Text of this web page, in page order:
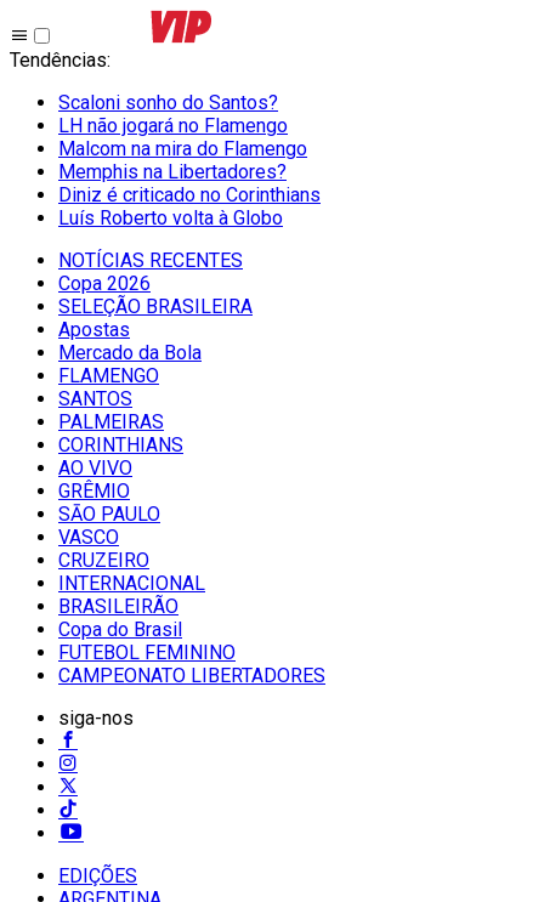
Tendências:
Scaloni sonho do Santos?
LH não jogará no Flamengo
Malcom na mira do Flamengo
Memphis na Libertadores?
Diniz é criticado no Corinthians
Luís Roberto volta à Globo
NOTÍCIAS RECENTES
Copa 2026
SELEÇÃO BRASILEIRA
Apostas
Mercado da Bola
FLAMENGO
SANTOS
PALMEIRAS
CORINTHIANS
AO VIVO
GRÊMIO
SĀO PAULO
VASCO
CRUZEIRO
INTERNACIONAL
BRASILEIRÃO
Copa do Brasil
FUTEBOL FEMININO
CAMPEONATO LIBERTADORES
siga-nos
EDIÇÕES